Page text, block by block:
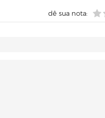
dê sua nota: